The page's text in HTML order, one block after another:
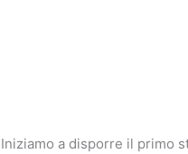
Iniziamo a disporre il primo